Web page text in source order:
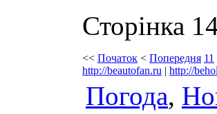
Сторінка
<< Початок < Попередня 11
http://beautofan.ru | http://
Погода,